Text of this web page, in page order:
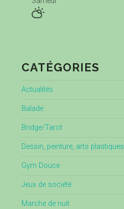
CATÉGORIES
Actualités
Balade
Bridge/Tarot
Dessin, peinture, arts plastiques
Gym Douce
Jeux de société
Marche de nuit